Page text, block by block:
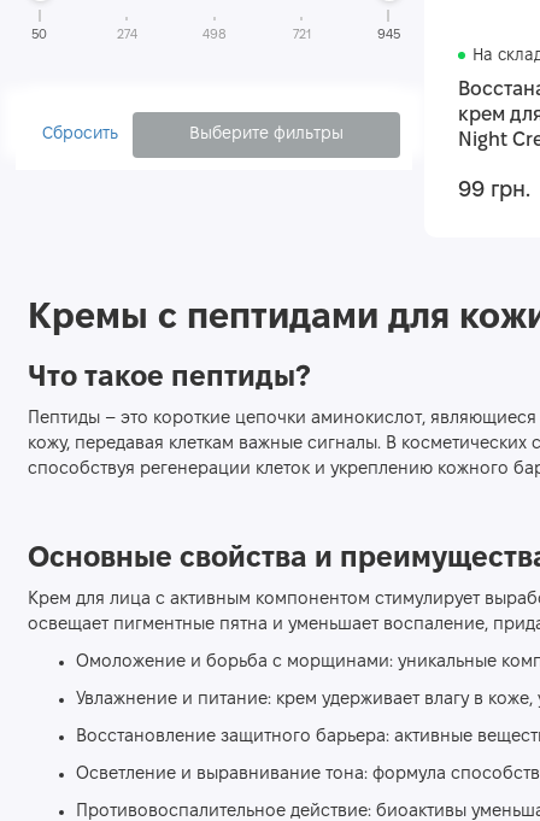
Кремы для лица с керамидами
Кремы для лица с витамином С
Кремы для сухой кожи лица
50 274 498 721 945
Сбросить Выберите фильтры
На
крем
Night
99 грн.
Кремы с пептидами для
Что такое пептиды?
Пептиды – это короткие цепочки аминокислот,
кожу, передавая клеткам важные сигналы. В
способствуя регенерации клеток и укреплению кожного
Основные свойства и
Крем для лица с активным компонентом стимулирует
освещает пигментные пятна и уменьшает воспаление,
Омоложение и борьба с морщинами: уникальные
Увлажнение и питание: крем удерживает влагу в коже,
Восстановление защитного барьера: активные
Осветление и выравнивание тона: формула
Противовоспалительное действие: биоактивы